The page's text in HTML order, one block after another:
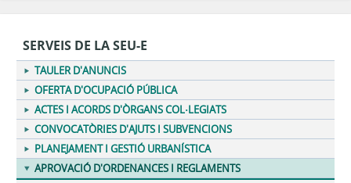
SERVEIS DE LA SEU-E
TAULER D'ANUNCIS
OFERTA D'OCUPACIÓ PÚBLICA
ACTES I ACORDS D'ÒRGANS COL·LEGIATS
CONVOCATÒRIES D'AJUTS I SUBVENCIONS
PLANEJAMENT I GESTIÓ URBANÍSTICA
APROVACIÓ D'ORDENANCES I REGLAMENTS